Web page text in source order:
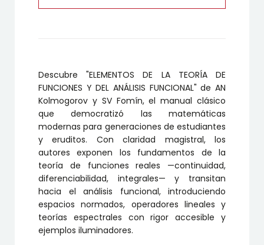
Descubre "ELEMENTOS DE LA TEORÍA DE
FUNCIONES Y DEL ANÁLISIS FUNCIONAL" de AN
Kolmogorov y SV Fomín, el manual clásico
que democratizó las matemáticas
modernas para generaciones de estudiantes
y eruditos. Con claridad magistral, los
autores exponen los fundamentos de la
teoría de funciones reales —continuidad,
diferenciabilidad, integrales— y transitan
hacia el análisis funcional, introduciendo
espacios normados, operadores lineales y
teorías espectrales con rigor accesible y
ejemplos iluminadores.